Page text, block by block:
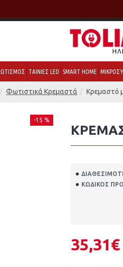
ΤΑΙΝΙΕΣ LED SMART HOME
Φωτιστικά Κρεμαστά Κρεμαστό
-15 %
ΚΩΔΙΚΌΣ
35,31€